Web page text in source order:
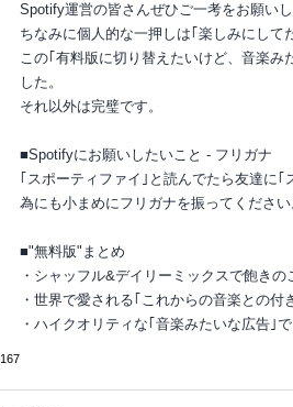
Spotify運営の皆さんぜひご一考をお願いし
ちなみに個人的な一押しは｢楽しみにして
この｢有料版に切り替えたいけど、音楽み
した。
それ以外は完璧です。
■Spotifyにお願いしたいこと - フリガナ
｢スポーティファイ｣と読んでたら友達に
為にも小まめにフリガナを振ってください
■"無料版"まとめ
・シャッフル&デイリーミックスで飽きの
・世界で愛される｢これからの音楽との付
・ハイクオリティな｢音楽みたいな広告｣
167